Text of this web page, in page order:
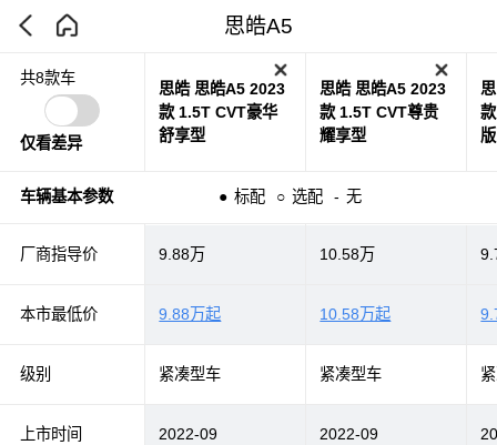
思皓A5
共8款车
仅看差异
思皓 思皓A5 2023
款 1.5T CVT豪华
舒享型
思皓 思皓A5 2023
款 1.5T CVT尊贵
耀享型
版
车辆基本参数 ● 标配 ○ 选配 - 无
厂商指导价
本市最低价
级别
上市时间
9.88万 10.58万
9.88万起 10.58万起
紧凑型车 紧凑型车
2022-09 2022-09